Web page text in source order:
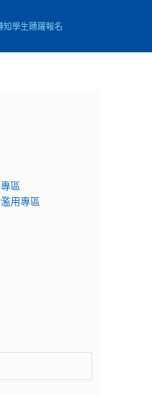
學生踴躍報名
區
用專區